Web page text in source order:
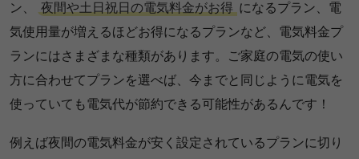
ン、
夜間や土日祝日の電気料金がお得 になるプラン、電
気使用量が増えるほどお得になるプランなど、電気料金プ
ランにはさまざまな種類があります。ご家庭の電気の使い
方に合わせてプランを選べば、今までと同じように電気を
使っていても電気代が節約できる可能性があるんです！
例えば夜間の電気料金が安く設定されているプランに切り